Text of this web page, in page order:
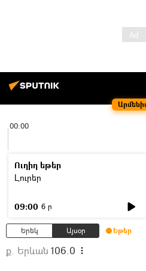
00:00
Ուղիղ եթեր
Լուրեր
09:00 6 ր
Երեկ Այսօր Եթեր
ք. Երևան 106.0